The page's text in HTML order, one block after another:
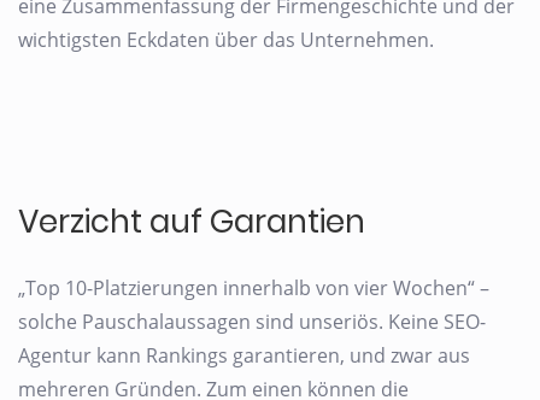
eine Zusammenfassung der Firmengeschichte und der
wichtigsten Eckdaten über das Unternehmen.
Verzicht auf Garantien
„Top 10-Platzierungen innerhalb von vier Wochen“ –
solche Pauschalaussagen sind unseriös. Keine SEO-
Agentur kann Rankings garantieren, und zwar aus
mehreren Gründen. Zum einen können die